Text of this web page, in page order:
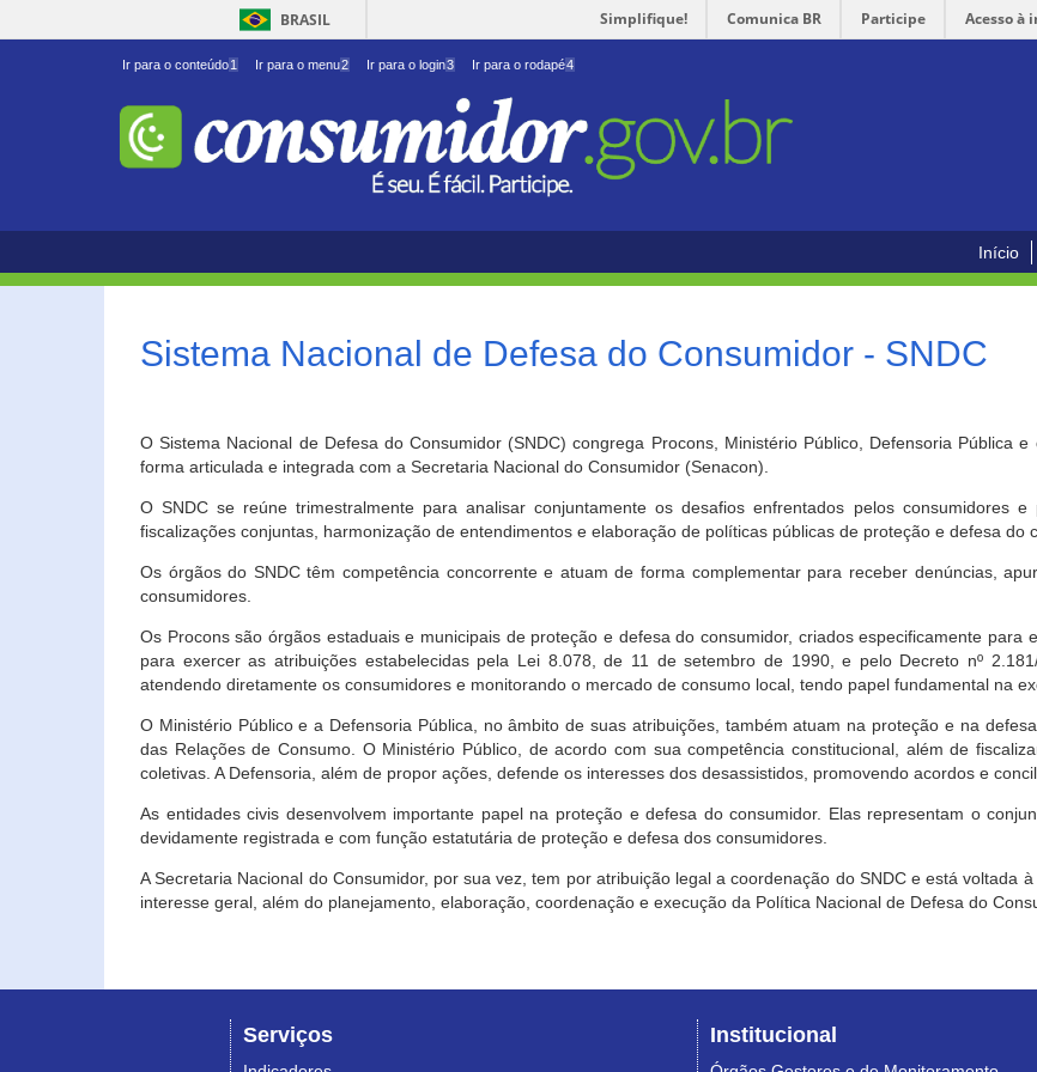
BRASIL Simplifique! Comunica BR Participe Acesso à
Ir para o conteúdo1 Ir para o menu2 Ir para o login3 Ir para o rodapé4
Início
Sistema Nacional de Defesa do Consumidor - SNDC
O Sistema Nacional de Defesa do Consumidor (SNDC) congrega Procons, Ministério Público, Defensoria Pública
forma articulada e integrada com a Secretaria Nacional do Consumidor (Senacon).
O SNDC se reúne trimestralmente para analisar conjuntamente os desafios enfrentados pelos consumidores
fiscalizações conjuntas, harmonização de entendimentos e elaboração de políticas públicas de proteção e defesa do
Os órgãos do SNDC têm competência concorrente e atuam de forma complementar para receber denúncias,
consumidores.
Os Procons são órgãos estaduais e municipais de proteção e defesa do consumidor, criados especificamente para
para exercer as atribuições estabelecidas pela Lei 8.078, de 11 de setembro de 1990, e pelo Decreto nº
atendendo diretamente os consumidores e monitorando o mercado de consumo local, tendo papel fundamental na
O Ministério Público e a Defensoria Pública, no âmbito de suas atribuições, também atuam na proteção e na
das Relações de Consumo. O Ministério Público, de acordo com sua competência constitucional, além de
coletivas. A Defensoria, além de propor ações, defende os interesses dos desassistidos, promovendo acordos e
As entidades civis desenvolvem importante papel na proteção e defesa do consumidor. Elas representam o
devidamente registrada e com função estatutária de proteção e defesa dos consumidores.
A Secretaria Nacional do Consumidor, por sua vez, tem por atribuição legal a coordenação do SNDC e está voltada
interesse geral, além do planejamento, elaboração, coordenação e execução da Política Nacional de Defesa do
Serviços Institucional